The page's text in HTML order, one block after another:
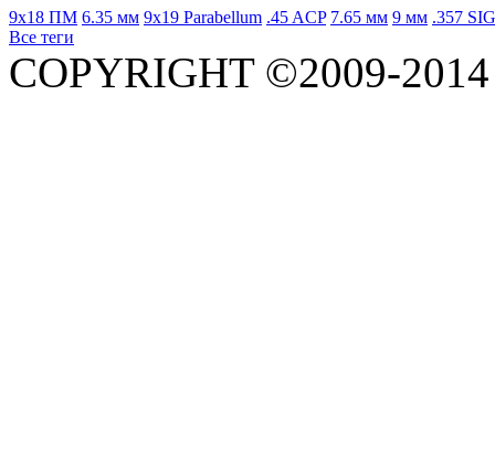
9x18 ПМ 6.35 мм 9x19 Parabellum .45 ACP 7.65 мм 9 мм .357 SIG
Все теги
COPYRIGHT ©2009-